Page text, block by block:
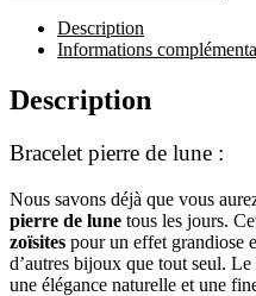
Description
Informations
Description
Bracelet pierre de lune :
Nous savons déjà que vous
pierre de lune tous les jours.
zoïsites pour un effet grandiose
d’autres bijoux que tout seul. ​Le
une élégance naturelle et une